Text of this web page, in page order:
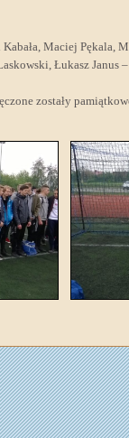
Maciej Pękala,
Łukasz Janus
zostały